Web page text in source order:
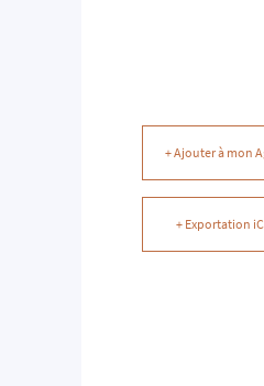
+ Ajouter à mon
+ Exportation